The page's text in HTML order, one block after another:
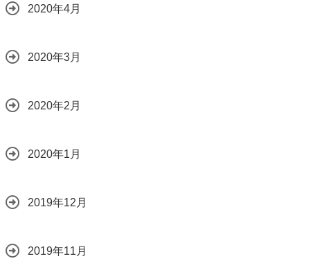
2020年4月
2020年3月
2020年2月
2020年1月
2019年12月
2019年11月